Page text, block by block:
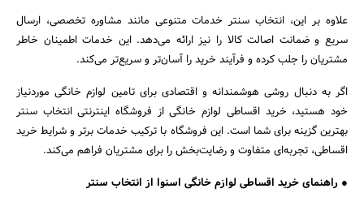
علاوه بر این، انتخاب سنتر خدمات متنوعی مانند مشاوره تخصصی، ارسال
سریع و ضمانت اصالت کالا را نیز ارائه می‌دهد. این خدمات اطمینان خاطر
مشتریان را جلب کرده و فرآیند خرید را آسان‌تر و سریع‌تر می‌کند.
اگر به دنبال روشی هوشمندانه و اقتصادی برای تامین لوازم خانگی موردنیاز
خود هستید، خرید اقساطی لوازم خانگی از فروشگاه اینترنتی انتخاب سنتر
بهترین گزینه برای شما است. این فروشگاه با ترکیب خدمات برتر و شرایط خرید
اقساطی، تجربه‌ای متفاوت و رضایت‌بخش را برای مشتریان فراهم می‌کند.
● راهنمای خرید اقساطی لوازم خانگی اسنوا از انتخاب سنتر